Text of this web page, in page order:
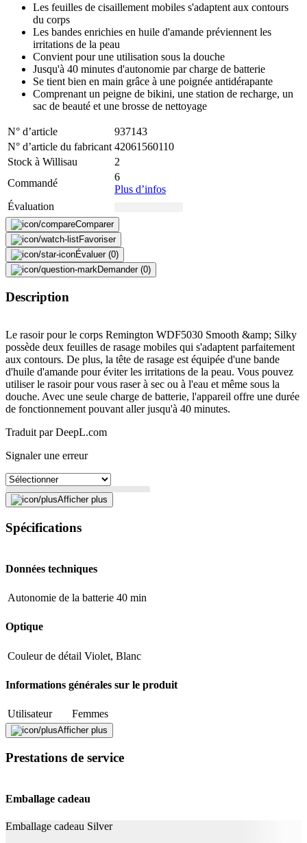
Les feuilles de cisaillement mobiles s'adaptent aux contours
du corps
Les bandes enrichies en huile d'amande préviennent les
irritations de la peau
Convient pour une utilisation sous la douche
Jusqu'à 40 minutes d'autonomie par charge de batterie
Se tient bien en main grâce à une poignée antidérapante
Comprenant un peigne de bikini, une station de recharge, un
sac de beauté et une brosse de nettoyage
N° d’article
937143
N° d’article du fabricant 42061560110
Stock à Willisau
2
Commandé
6
Plus d’infos
Évaluation
Comparer
Favoriser
Évaluer (0)
Demander (0)
Description
Le rasoir pour le corps Remington WDF5030 Smooth &amp; Silky
possède deux feuilles de rasage mobiles qui s'adaptent parfaitement
aux contours. De plus, la tête de rasage est équipée d'une bande
d'huile d'amande pour éviter les irritations de la peau. Vous pouvez
utiliser le rasoir pour vous raser à sec ou à l'eau et même sous la
douche. Avec une seule charge de batterie, l'appareil offre une durée
de fonctionnement pouvant aller jusqu'à 40 minutes.
Traduit par DeepL.com
Signaler une erreur
Description
Fermer le formulaire
Afficher plus
Spécifications
Données techniques
Autonomie de la batterie 40 min
Optique
Couleur de détail Violet, Blanc
Informations générales sur le produit
Utilisateur
Femmes
Type de rasoir Rasoir grille
Équipement
Afficher plus
Prestations de service
Emballage cadeau
Emballage cadeau Silver